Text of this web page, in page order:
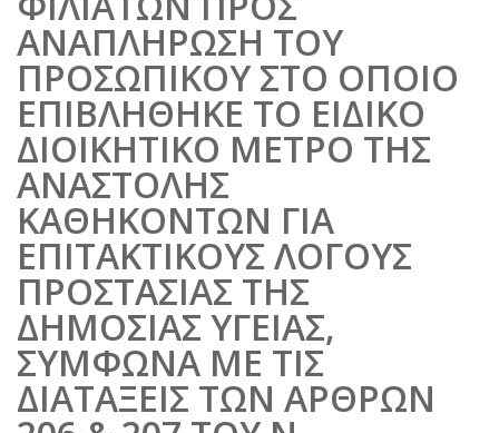
ΑΝΑΠΛΗΡΩΣΗ ΤΟΥ
ΠΡΟΣΩΠΙΚΟΥ ΣΤΟ ΟΠΟΙΟ
ΕΠΙΒΛΗΘΗΚΕ ΤΟ ΕΙΔΙΚΟ
ΔΙΟΙΚΗΤΙΚΟ ΜΕΤΡΟ ΤΗΣ
ΑΝΑΣΤΟΛΗΣ
ΚΑΘΗΚΟΝΤΩΝ ΓΙΑ
ΕΠΙΤΑΚΤΙΚΟΥΣ ΛΟΓΟΥΣ
ΠΡΟΣΤΑΣΙΑΣ ΤΗΣ
ΔΗΜΟΣΙΑΣ ΥΓΕΙΑΣ,
ΣΥΜΦΩΝΑ ΜΕ ΤΙΣ
ΔΙΑΤΑΞΕΙΣ ΤΩΝ ΑΡΘΡΩΝ